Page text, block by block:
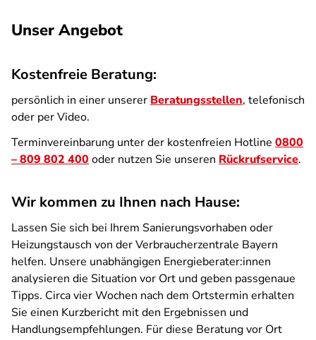
Unser Angebot
Kostenfreie Beratung:
persönlich in einer unserer Beratungsstellen, telefonisch
oder per Video.
Terminvereinbarung unter der kostenfreien Hotline 0800
– 809 802 400 oder nutzen Sie unseren Rückrufservice.
Wir kommen zu Ihnen nach Hause:
Lassen Sie sich bei Ihrem Sanierungsvorhaben oder
Heizungstausch von der Verbraucherzentrale Bayern
helfen. Unsere unabhängigen Energieberater:innen
analysieren die Situation vor Ort und geben passgenaue
Tipps. Circa vier Wochen nach dem Ortstermin erhalten
Sie einen Kurzbericht mit den Ergebnissen und
Handlungsempfehlungen. Für diese Beratung vor Ort